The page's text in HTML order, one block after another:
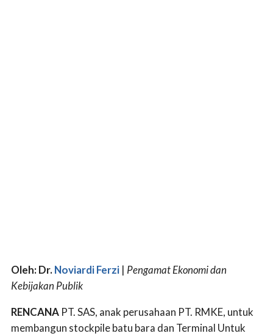
Oleh: Dr.Noviardi Ferzi | Pengamat Ekonomi dan
Kebijakan Publik
RENCANA PT. SAS, anak perusahaan PT. RMKE, untuk
membangun stockpile batu bara dan Terminal Untuk